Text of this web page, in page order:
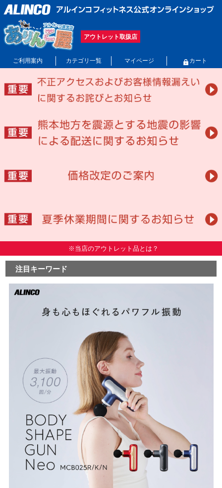
アウトレット取扱店
ご利用案内 カテゴリ一覧 マイページ カート
※当店のアウトレット品とは？
注目キーワード